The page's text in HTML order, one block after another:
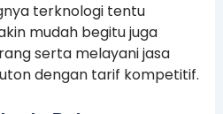
terknologi tentu
mudah begitu juga
serta melayani jasa
dengan tarif kompetitif.